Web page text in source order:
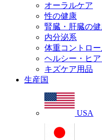
オーラルケア
性の健康
腎臓・肝臓の
内分泌系
体重コントロ
ヘルシー・ヒ
キズケア用品
生産国
USA